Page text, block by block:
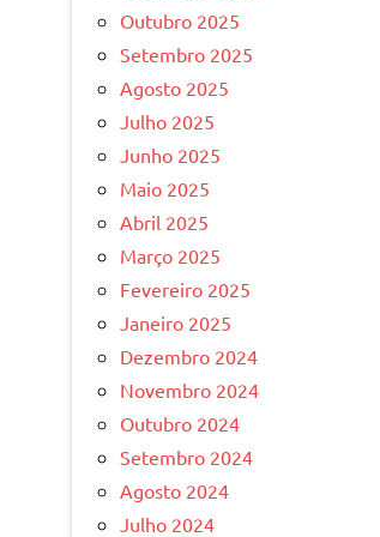
Outubro 2025
Setembro 2025
Agosto 2025
Julho 2025
Junho 2025
Maio 2025
Abril 2025
Março 2025
Fevereiro 2025
Janeiro 2025
Dezembro 2024
Novembro 2024
Outubro 2024
Setembro 2024
Agosto 2024
Julho 2024